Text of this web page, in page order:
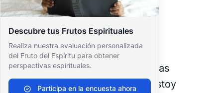
Descubre tus Frutos Espirituales
Realiza nuestra evaluación personalizada
del Fruto del Espíritu para obtener
perspectivas espirituales.
Participa en la encuesta ahora
Gratitud
Louise Dolbee
France
¡Solo quiero agradecer a aquellas
personas que oraron por mí! ¡Estoy